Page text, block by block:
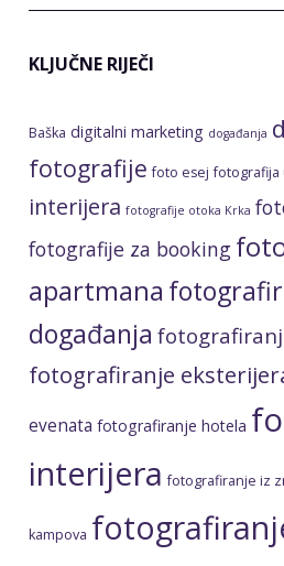
KLJUČNE RIJEČI
Baška digitalni marketing događanja
fotografije foto esej fotografija
interijera fotografije otoka Krka
fotografije za booking
apartmana
događanja
fotografiranje
evenata fotografiranje hotela
interijera fotografiranje iz
kampova